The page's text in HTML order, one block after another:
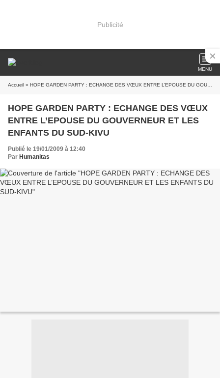
Publicité
MENU
Accueil » HOPE GARDEN PARTY : ECHANGE DES VŒUX ENTRE L’EPOUSE DU GOUVERNEUR ET LES ENFANTS DU SUD-KIVU
HOPE GARDEN PARTY : ECHANGE DES VŒUX
ENTRE L’EPOUSE DU GOUVERNEUR ET LES
ENFANTS DU SUD-KIVU
Publié le 19/01/2009 à 12:40
Par Humanitas